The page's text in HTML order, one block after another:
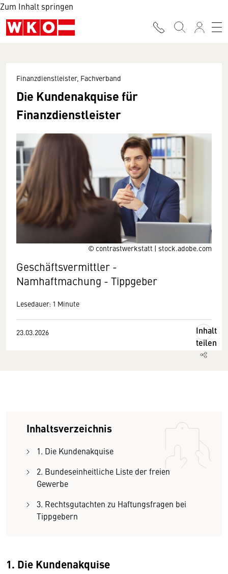
Zum Inhalt springen
© contrastwerkstatt | stock.adobe.com
Finanzdienstleister, Fachverband
Die Kundenakquise für
Finanzdienstleister
Geschäftsvermittler -
Namhaftmachung - Tippgeber
Lesedauer: 1 Minute
23.03.2026
Inhalt
teilen
Inhaltsverzeichnis
1. Die Kundenakquise
2. Bundeseinheitliche Liste der freien
Gewerbe
3. Rechtsgutachten zu Haftungsfragen bei
Tippgebern
1. Die Kundenakquise